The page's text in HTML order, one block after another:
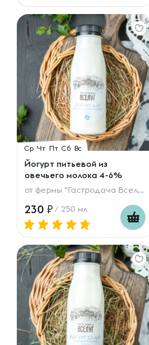
Ср Чт Пт Сб Вс
Йогурт питьевой из
овечьего молока 4-6%
от фермы "Гастродача Вселуг"
230 / 250 мл